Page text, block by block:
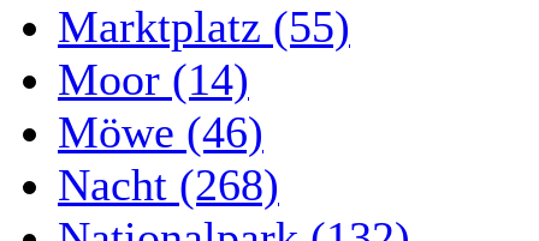
Marktplatz (55)
Moor (14)
Möwe (46)
Nacht (268)